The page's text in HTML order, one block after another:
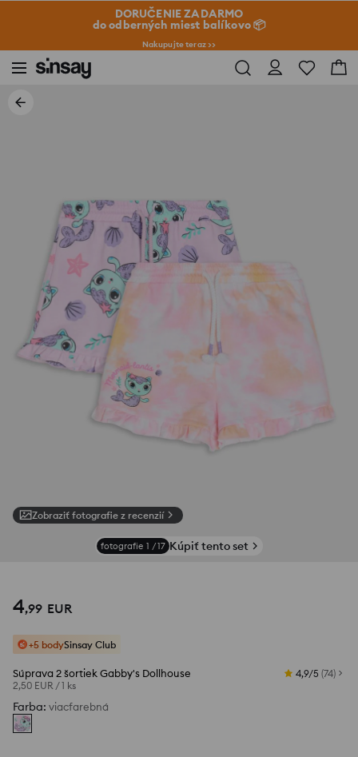
DORUČENIE ZADARMO
do odberných miest balíkovo 📦
Nakupujte teraz >>
Zobraziť fotografie z recenzií
fotografie 1 /17 Kúpiť tento set
4,99 EUR
+5 bodySinsay Club
Súprava 2 šortiek Gabby's Dollhouse
2,50 EUR /1 ks
4,9/5 (74)
Farba: viacfarebná